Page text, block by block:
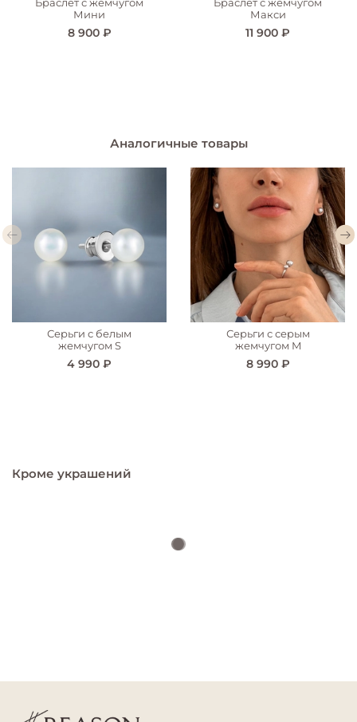
Браслет с жемчугом
Мини
8 900 ₽
Браслет с жемчугом
Макси
11 900 ₽
Аналогичные товары
Серьги с белым
жемчугом S
4 990 ₽
Серьги с серым
жемчугом M
8 990 ₽
Кроме украшений